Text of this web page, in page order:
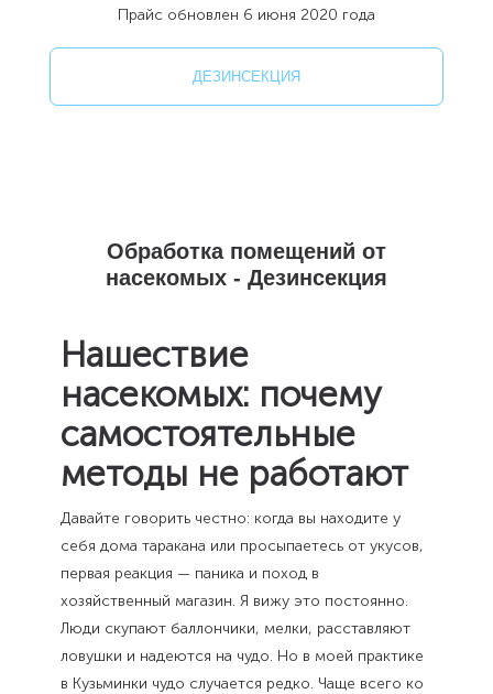
Прайс обновлен 6 июня 2020 года
ДЕЗИНСЕКЦИЯ
Обработка помещений от
насекомых - Дезинсекция
Нашествие
насекомых: почему
самостоятельные
методы не работают
Давайте говорить честно: когда вы находите у
себя дома таракана или просыпаетесь от укусов,
первая реакция — паника и поход в
хозяйственный магазин. Я вижу это постоянно.
Люди скупают баллончики, мелки, расставляют
ловушки и надеются на чудо. Но в моей практике
в Кузьминки чудо случается редко. Чаще всего ко